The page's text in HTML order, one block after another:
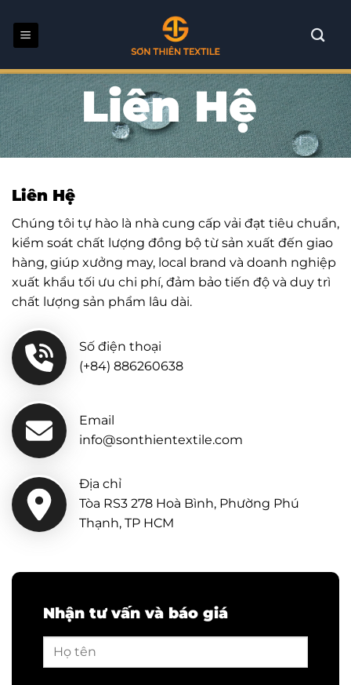
qua
nội
dung
Liên Hệ
Liên Hệ
Chúng tôi tự hào là nhà cung cấp vải đạt tiêu chuẩn,
kiểm soát chất lượng đồng bộ từ sản xuất đến giao
hàng, giúp xưởng may, local brand và doanh nghiệp
xuất khẩu tối ưu chi phí, đảm bảo tiến độ và duy trì
chất lượng sản phẩm lâu dài.
Số điện thoại
(+84) 886260638
Email
info@sonthientextile.com
Địa chỉ
Tòa RS3 278 Hoà Bình, Phường Phú
Thạnh, TP HCM
Nhận tư vấn và báo giá